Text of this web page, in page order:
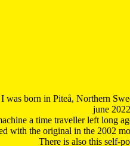
was born in Piteå, Northern
june
a time traveller left long
with the original in the 2002
There is also this self-